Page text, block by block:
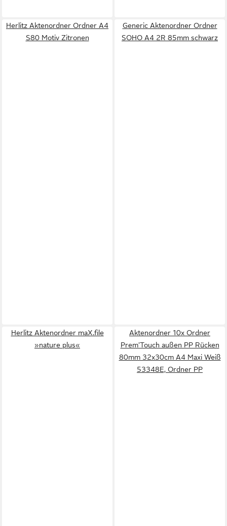
Herlitz Aktenordner Ordner A4
S80 Motiv Zitronen
Generic Aktenordner Ordner
SOHO A4 2R 85mm schwarz
Herlitz Aktenordner maX.file
»nature plus«
Aktenordner 10x Ordner
Prem'Touch außen PP Rücken
80mm 32x30cm A4 Maxi Weiß
53348E, Ordner PP